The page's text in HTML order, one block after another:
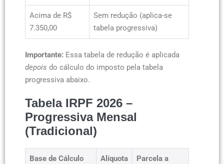
Acima de R$
7.350,00
Sem redução (aplica-se
tabela progressiva)
Importante: Essa tabela de redução é aplicada
depois do cálculo do imposto pela tabela
progressiva abaixo.
Tabela IRPF 2026 –
Progressiva Mensal
(Tradicional)
Base de Cálculo
Alíquota
Parcela a